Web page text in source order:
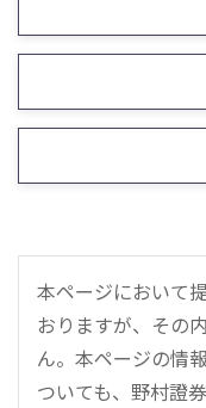
本ページにおいて
おりますが、その
ん。本ページの情
ついても、野村證